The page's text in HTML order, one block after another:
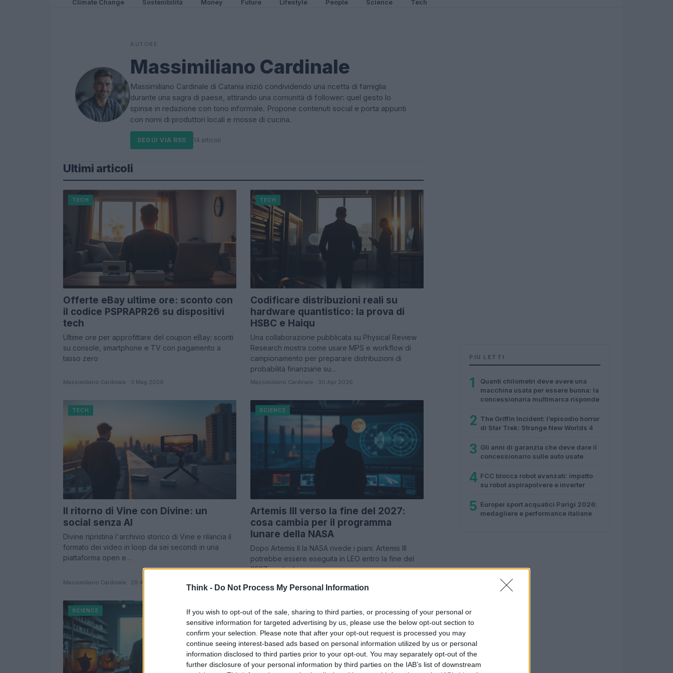
Think - Do Not Process My Personal Information
If you wish to opt-out of the sale, sharing to third parties, or processing of your personal or
sensitive information for targeted advertising by us, please use the below opt-out section to
confirm your selection. Please note that after your opt-out request is processed you may
continue seeing interest-based ads based on personal information utilized by us or personal
information disclosed to third parties prior to your opt-out. You may separately opt-out of the
further disclosure of your personal information by third parties on the IAB’s list of downstream
Climate Change Sostenibilità Money Future Lifestyle People Science Tech
AUTORE
Massimiliano Cardinale
Massimiliano Cardinale di Catania iniziò condividendo una ricetta di famiglia
durante una sagra di paese, attirando una comunità di follower: quel gesto lo
spinse in redazione con tono informale. Propone contenuti social e porta appunti
con nomi di produttori locali e mosse di cucina.
SEGUI VIA RSS 14 articoli
Ultimi articoli
TECH
Offerte eBay ultime ore: sconto con
il codice PSPRAPR26 su dispositivi
tech
Ultime ore per approfittare del coupon eBay: sconti
su console, smartphone e TV con pagamento a
tasso zero
Massimiliano Cardinale · 3 Mag 2026
TECH
Codificare distribuzioni reali su
hardware quantistico: la prova di
HSBC e Haiqu
Una collaborazione pubblicata su Physical Review
Research mostra come usare MPS e workflow di
campionamento per preparare distribuzioni di
probabilità finanziarie su…
Massimiliano Cardinale · 30 Apr 2026
TECH
Il ritorno di Vine con Divine: un
social senza AI
Divine ripristina l'archivio storico di Vine e rilancia il
formato dei video in loop da sei secondi in una
piattaforma open e…
Massimiliano Cardinale · 29 Apr 2026
SCIENCE
Artemis III verso la fine del 2027:
cosa cambia per il programma
lunare della NASA
Dopo Artemis II la NASA rivede i piani: Artemis III
potrebbe essere eseguita in LEO entro la fine del
2027 per testare…
SCIENCE TECH
PIÙ LETTI
1
Quanti chilometri deve avere una
macchina usata per essere buona: la
concessionaria multimarca risponde
2 The Griffin Incident: l’episodio horror
di Star Trek: Strange New Worlds 4
3 Gli anni di garanzia che deve dare il
concessionario sulle auto usate
4 FCC blocca robot avanzati: impatto
su robot aspirapolvere e inverter
5 Europei sport acquatici Parigi 2026:
medagliere e performance italiane